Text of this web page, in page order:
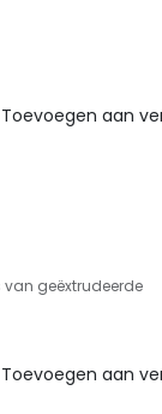
Toevoegen aan
geëxtrudeerde
Toevoegen aan